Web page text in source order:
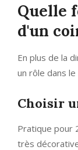
Quelle
d'un
En plus de la
un rôle dans
Choisir
Pratique pour
très